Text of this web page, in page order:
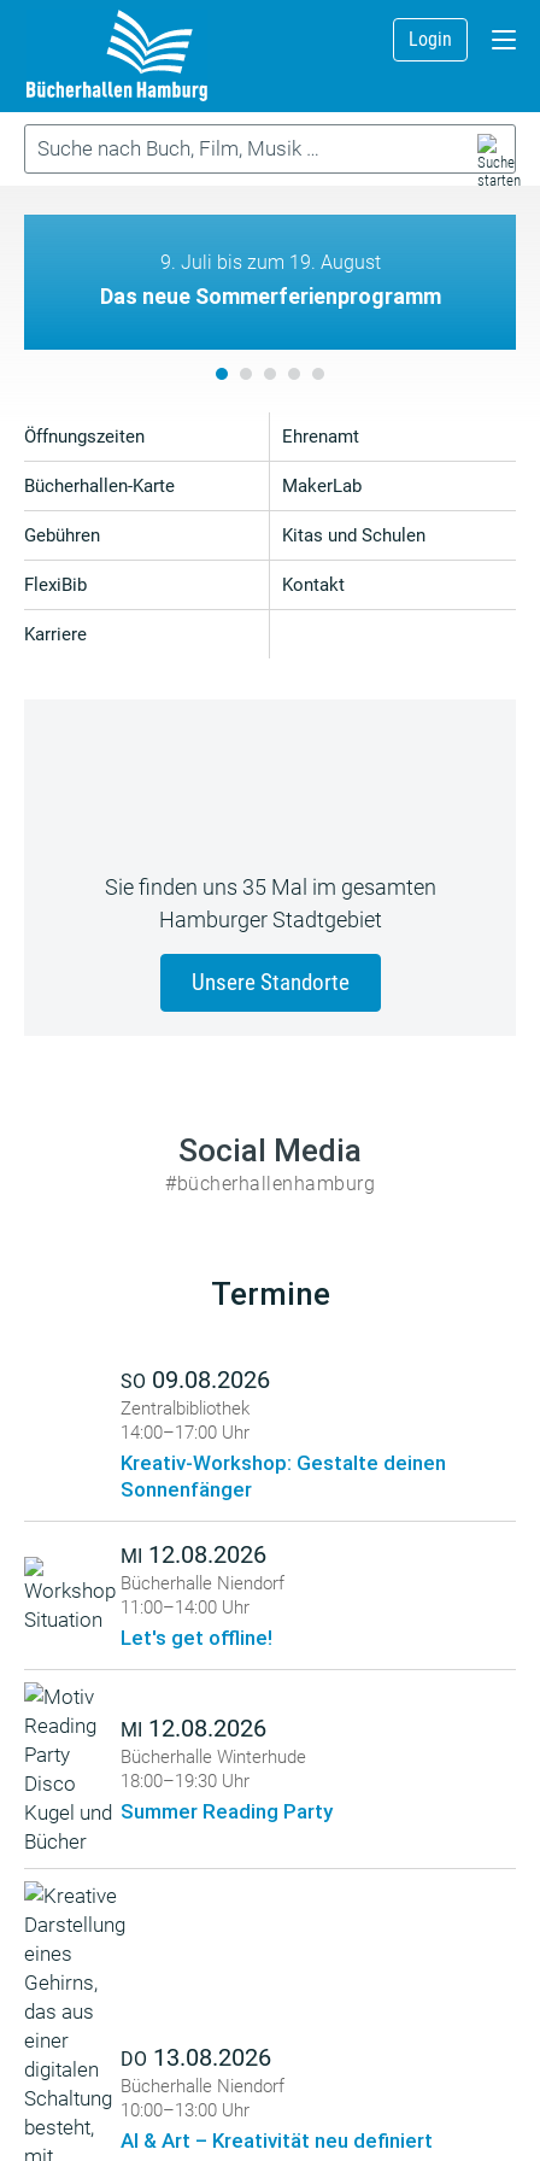
Login
9. Juli bis zum 19. August
Das neue Sommerferienprogramm
Öffnungszeiten
Bücherhallen-Karte
Gebühren
FlexiBib
Karriere
Ehrenamt
MakerLab
Kitas und Schulen
Kontakt
Sie finden uns 35 Mal im gesamten
Hamburger Stadtgebiet
Unsere Standorte
Social Media
#bücherhallenhamburg
Termine
SO 09.08.2026
Zentralbibliothek
14:00–17:00 Uhr
Kreativ-Workshop: Gestalte deinen
Sonnenfänger
MI 12.08.2026
Bücherhalle Niendorf
11:00–14:00 Uhr
Let's get offline!
MI 12.08.2026
Bücherhalle Winterhude
18:00–19:30 Uhr
Summer Reading Party
DO 13.08.2026
Bücherhalle Niendorf
10:00–13:00 Uhr
AI & Art – Kreativität neu definiert